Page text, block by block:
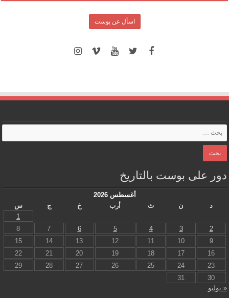
اسأل عن بوست
دور على بوست بالتاريخ
أغسطس 2026
د
ن ث أرب خ ج
س
1
2
3
4
5
6
7
8
9
10
11
12
13
14
15
16
17
18
19
20
21
22
23
24
25
26
27
28
29
30
31
« يوليو